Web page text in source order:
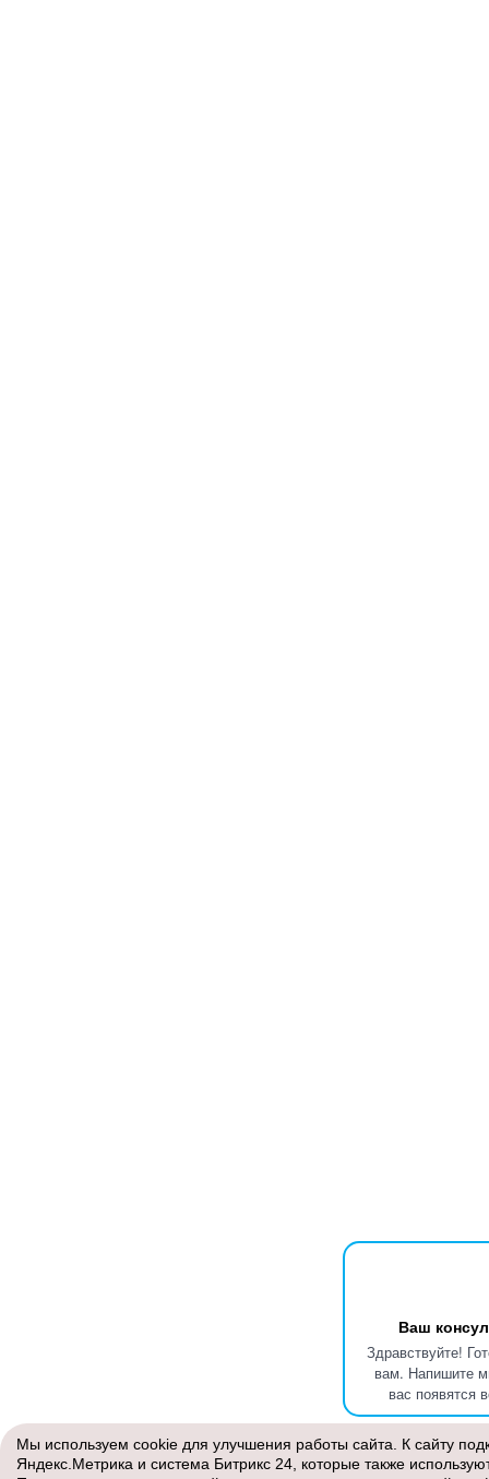
Ваш
Здравствуйте!
вам. Напишите
вас появятся
Мы используем cookie для улучшения работы сайта. К сайту
Яндекс.Метрика и система Битрикс 24, которые также